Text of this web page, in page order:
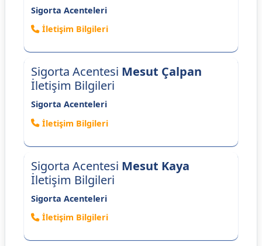
Sigorta Acenteleri
İletişim Bilgileri
Sigorta Acentesi Mesut Çalpan
İletişim Bilgileri
Sigorta Acenteleri
İletişim Bilgileri
Sigorta Acentesi Mesut Kaya
İletişim Bilgileri
Sigorta Acenteleri
İletişim Bilgileri